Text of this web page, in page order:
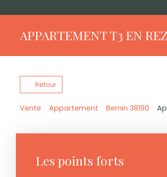
APPARTEMENT T3 EN
Retour
Vente Appartement Bernin 38190
Les points forts